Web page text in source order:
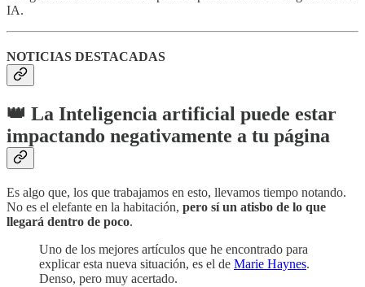
IA.
NOTICIAS DESTACADAS
👑 La Inteligencia artificial puede estar
impactando negativamente a tu página
Es algo que, los que trabajamos en esto, llevamos tiempo notando.
No es el elefante en la habitación, pero sí un atisbo de lo que
llegará dentro de poco.
Uno de los mejores artículos que he encontrado para
explicar esta nueva situación, es el de Marie Haynes.
Denso, pero muy acertado.